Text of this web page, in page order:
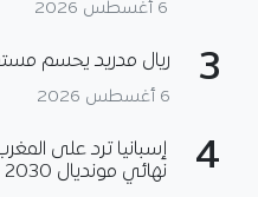
6 أغسطس 2026
3 ريال مدريد يحسم
6 أغسطس 2026
4
إسبانيا ترد على
نهائي مونديال 2030